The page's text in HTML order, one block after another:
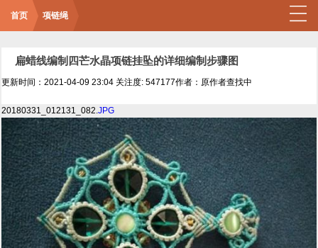
首页 项链绳
扁蜡线编制四芒水晶项链挂坠的详细编制步骤图
更新时间：2021-04-09 23:04 关注度: 547177作者：原作者查找中
20180331_012131_082.JPG